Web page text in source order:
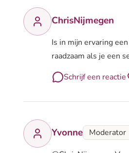
ChrisNijmegen
Is in mijn ervaring
raadzaam als je een
Schrijf een reactie
Yvonne Moderator